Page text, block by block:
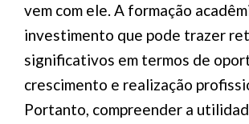
vem com ele. A formação
investimento que pode trazer
significativos em termos de
crescimento e realização
Portanto, compreender a